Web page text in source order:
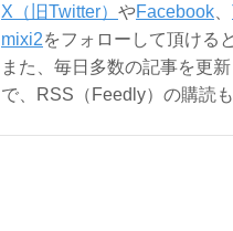
X（旧Twitter） やFacebook
mixi2をフォローして頂ける
また、毎日多数の記事を更
で、RSS（Feedly）の購読